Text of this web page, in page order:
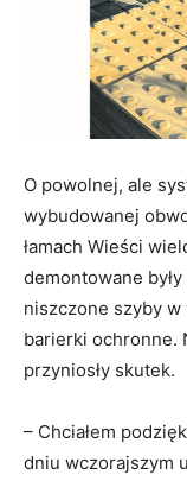
O powolnej, ale
wybudowanej
łamach Wieści
demontowane
niszczone szyby
barierki ochronne.
przyniosły skutek.
– Chciałem
dniu wczorajszym